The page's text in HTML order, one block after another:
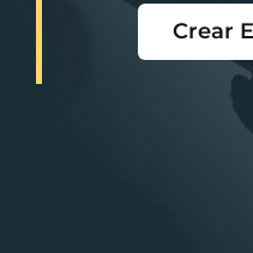
Crear